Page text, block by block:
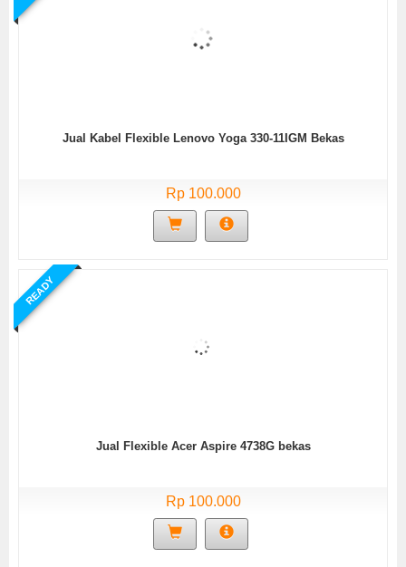
Jual Kabel Flexible Lenovo Yoga 330-11IGM Bekas
Rp 100.000
READY
Jual Flexible Acer Aspire 4738G bekas
Rp 100.000